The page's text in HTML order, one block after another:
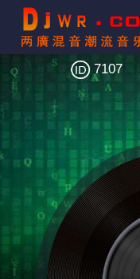
7107